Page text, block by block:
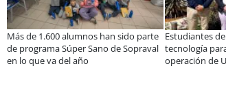
desarrollan
la
Coquimbo
Educación y colaboración público-
privada se toman La Araucanía:
encuentro reunió a líderes para